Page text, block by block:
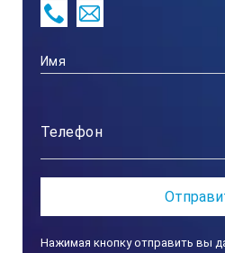
Нажимая кнопку отправить вы